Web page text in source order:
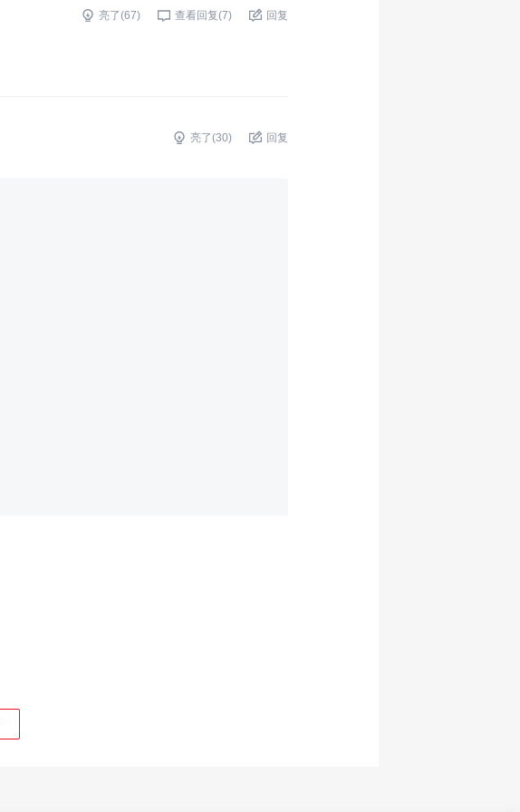
亮了(67) 查看回复(7) 回复
亮了(30) 回复